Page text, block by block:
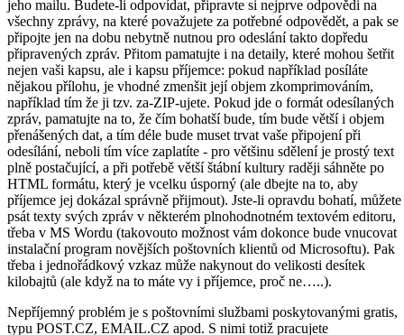
jeho mailu. Budete-li odpovídat, připravte si nejprve odpovědi na
všechny zprávy, na které považujete za potřebné odpovědět, a pak se
připojte jen na dobu nebytně nutnou pro odeslání takto dopředu
připravených zpráv. Přitom pamatujte i na detaily, které mohou šetřit
nejen vaši kapsu, ale i kapsu příjemce: pokud například posíláte
nějakou přílohu, je vhodné zmenšit její objem zkomprimováním,
například tím že ji tzv. za-ZIP-ujete. Pokud jde o formát odesílaných
zpráv, pamatujte na to, že čím bohatší bude, tím bude větší i objem
přenášených dat, a tím déle bude muset trvat vaše připojení při
odesílání, neboli tím více zaplatíte - pro většinu sdělení je prostý text
plně postačující, a při potřebě větší štábní kultury raději sáhněte po
HTML formátu, který je vcelku úsporný (ale dbejte na to, aby
příjemce jej dokázal správně přijmout). Jste-li opravdu bohatí, můžete
psát texty svých zpráv v některém plnohodnotném textovém editoru,
třeba v MS Wordu (takovouto možnost vám dokonce bude vnucovat
instalační program novějších poštovních klientů od Microsoftu). Pak
třeba i jednořádkový vzkaz může nakynout do velikosti desítek
kilobajtů (ale když na to máte vy i příjemce, proč ne…..).
Nepříjemný problém je s poštovními službami poskytovanými gratis,
typu POST.CZ, EMAIL.CZ apod. S nimi totiž pracujete